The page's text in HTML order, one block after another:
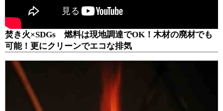
焚き火×SDGs 燃料は現地調達でOK！木材の廃材でも
可能！更にクリーンでエコな排気